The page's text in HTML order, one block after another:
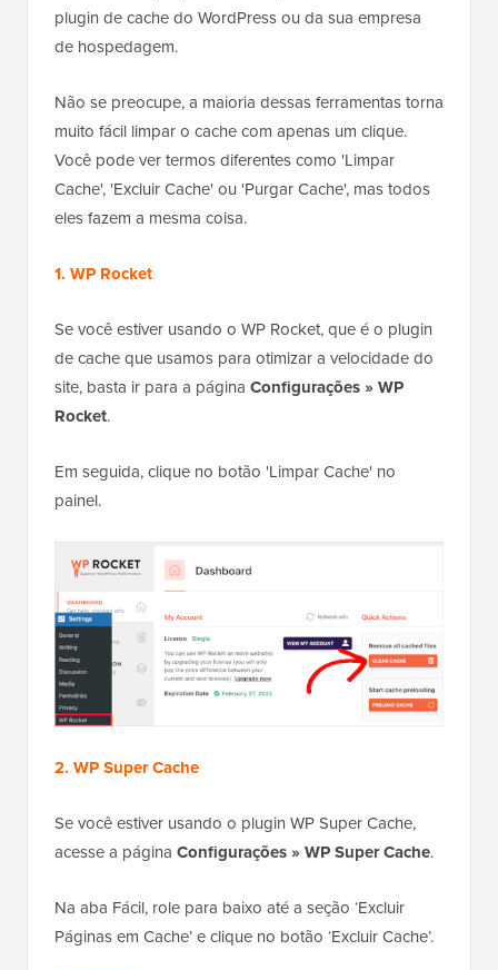
plugin de cache do WordPress ou da sua empresa
de hospedagem.
Não se preocupe, a maioria dessas ferramentas torna
muito fácil limpar o cache com apenas um clique.
Você pode ver termos diferentes como 'Limpar
Cache', 'Excluir Cache' ou 'Purgar Cache', mas todos
eles fazem a mesma coisa.
1. WP Rocket
Se você estiver usando o WP Rocket, que é o plugin
de cache que usamos para otimizar a velocidade do
site, basta ir para a página Configurações » WP
Rocket.
Em seguida, clique no botão 'Limpar Cache' no
painel.
2. WP Super Cache
Se você estiver usando o plugin WP Super Cache,
acesse a página Configurações » WP Super Cache.
Na aba Fácil, role para baixo até a seção ‘Excluir
Páginas em Cache’ e clique no botão ‘Excluir Cache’.